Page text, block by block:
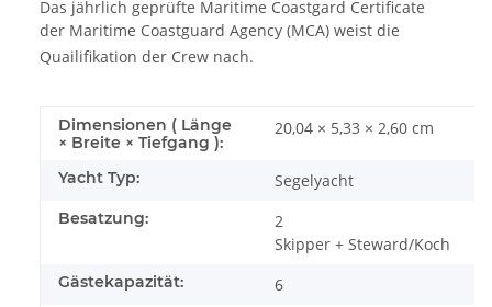
Das jährlich geprüfte Maritime Coastgard Certificate
der Maritime Coastguard Agency (MCA) weist die
Quailifikation der Crew nach.
Dimensionen ( Länge
× Breite × Tiefgang ):
20,04 × 5,33 × 2,60 cm
Yacht Typ: Segelyacht
Besatzung:
2
Skipper + Steward/Koch
Gästekapazität: 6